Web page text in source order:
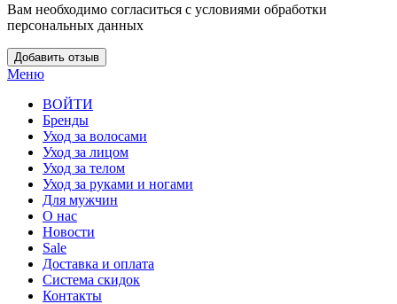
Вам необходимо согласиться с условиями обработки
персональных данных
Добавить отзыв
Меню
ВОЙТИ
Бренды
Уход за волосами
Уход за лицом
Уход за телом
Уход за руками и ногами
Для мужчин
О нас
Новости
Sale
Доставка и оплата
Система скидок
Контакты